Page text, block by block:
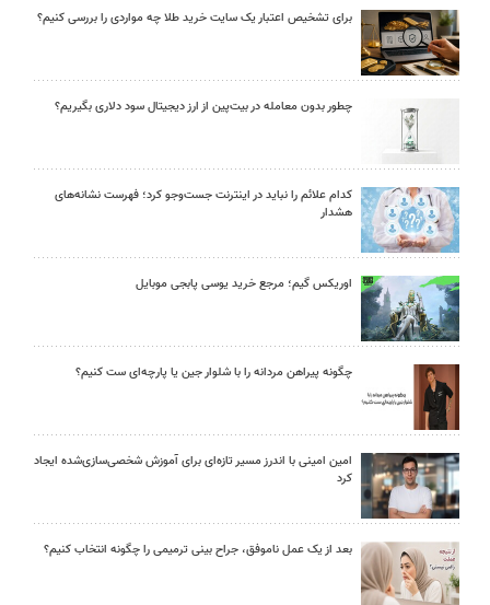
برای تشخیص اعتبار یک سایت خرید طلا چه مواردی را بررسی کنیم؟
چطور بدون معامله در بیت‌پین از ارز دیجیتال سود دلاری بگیریم؟
کدام علائم را نباید در اینترنت جست‌وجو کرد؛ فهرست نشانه‌های
هشدار
اوریکس گیم؛ مرجع خرید یوسی پابجی موبایل
چگونه پیراهن مردانه را با شلوار جین یا پارچه‌ای ست کنیم؟
امین امینی با اندرز مسیر تازه‌ای برای آموزش شخصی‌سازی‌شده ایجاد
کرد
بعد از یک عمل ناموفق، جراح بینی ترمیمی را چگونه انتخاب کنیم؟